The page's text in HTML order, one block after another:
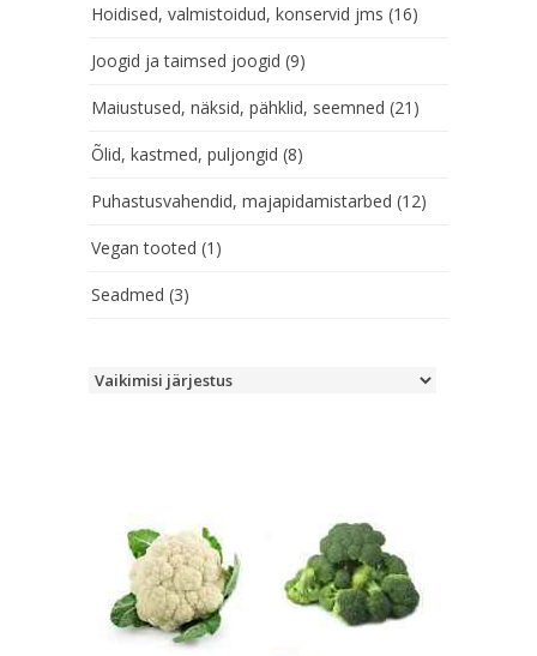
Hoidised, valmistoidud, konservid jms (16)
Joogid ja taimsed joogid (9)
Maiustused, näksid, pähklid, seemned (21)
Õlid, kastmed, puljongid (8)
Puhastusvahendid, majapidamistarbed (12)
Vegan tooted (1)
Seadmed (3)